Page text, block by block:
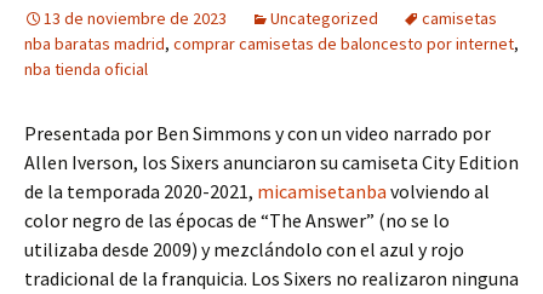
13 de noviembre de 2023 Uncategorized
camisetas
nba baratas madrid, comprar camisetas de baloncesto por internet,
nba tienda oficial
Presentada por Ben Simmons y con un video narrado por
Allen Iverson, los Sixers anunciaron su camiseta City Edition
de la temporada 2020-2021, micamisetanba volviendo al
color negro de las épocas de “The Answer” (no se lo
utilizaba desde 2009) y mezclándolo con el azul y rojo
tradicional de la franquicia. Los Sixers no realizaron ninguna